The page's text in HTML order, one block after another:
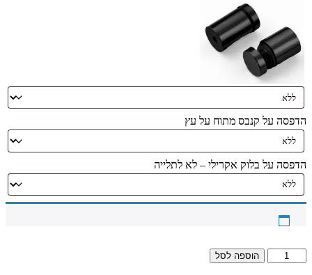
הדפסה על קנבס מתוח על עץ
הדפסה על בלוק אקרילי – לא לתלייה
כמות
של
הוספה לסל